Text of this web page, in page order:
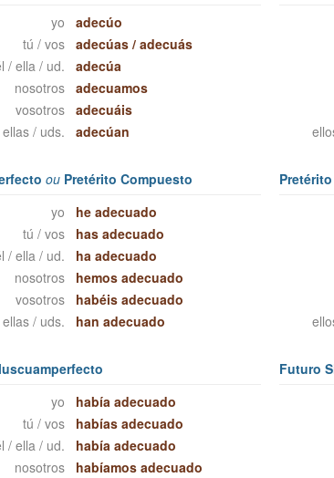
yo
adecúo
tú / vos
adecúas /adecuás
/ ella / ud.
adecúa
nosotros
adecuamos
vosotros
adecuáis
/ uds.
adecúan
ouPretérito Compuesto
yo
he adecuado
tú / vos
has adecuado
/ ella / ud.
ha adecuado
nosotros
hemos adecuado
vosotros
habéis adecuado
/ uds.
han adecuado
yo
había adecuado
tú / vos
habías adecuado
/ ella / ud.
había adecuado
nosotros
habíamos adecuado
Futuro